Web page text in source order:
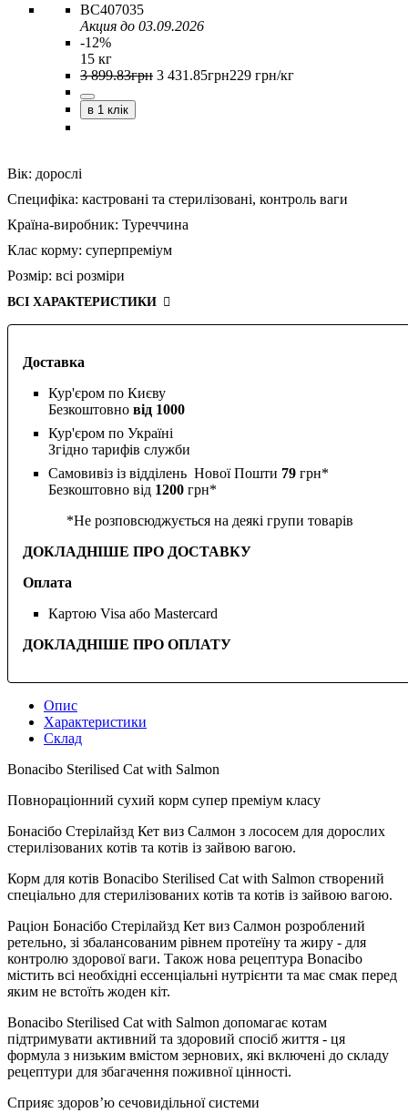
Доставка
Кур'єром по Києву
Безкоштовно від 1000
Кур'єром по Україні
Згідно тарифів служби
Самовивіз із відділень Нової Пошти 79 грн*
Безкоштовно від 1200 грн*
*Не розповсюджується на деякі групи товарів
ДОКЛАДНІШЕ ПРО ДОСТАВКУ
Оплата
Картою Visa або Mastercard
ДОКЛАДНІШЕ ПРО ОПЛАТУ
BC407035
Акция до 03.09.2026
-12%
15 кг
3 899.83грн 3 431 .85грн229 грн/кг
в 1 клік
Вік: дорослі
Специфіка: кастровані та стерилізовані, контроль ваги
Країна-виробник: Туреччина
Клас корму: суперпреміум
Розмір: всі розміри
ВСІ ХАРАКТЕРИСТИКИ
Опис
Характеристики
Склад
Bonacibo Sterilised Cat with Salmon
Повнораціонний сухий корм супер преміум класу
Бонасібо Стерілайзд Кет виз Салмон з лососем для дорослих
стерилізованих котів та котів із зайвою вагою.
Корм для котів Bonacibo Sterilised Cat with Salmon створений
спеціально для стерилізованих котів та котів із зайвою вагою.
Раціон Бонасібо Стерілайзд Кет виз Салмон розроблений
ретельно, зі збалансованим рівнем протеїну та жиру - для
контролю здорової ваги. Також нова рецептура Bonacibo
містить всі необхідні ессенціальні нутрієнти та має смак перед
яким не встоїть жоден кіт.
Bonacibo Sterilised Cat with Salmon допомагає котам
підтримувати активний та здоровий спосіб життя - ця
формула з низьким вмістом зернових, які включені до складу
рецептури для збагачення поживної цінності.
Сприяє здоров’ю сечовидільної системи